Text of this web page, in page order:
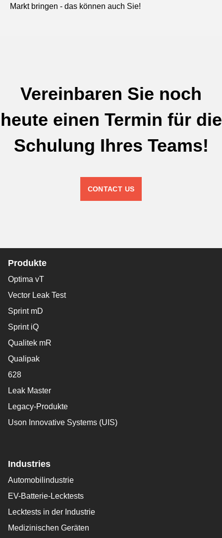
Markt bringen - das können auch Sie!
Vereinbaren Sie noch
heute einen Termin für die
Schulung Ihres Teams!
CONTACT US
Produkte
Optima vT
Vector Leak Test
Sprint mD
Sprint iQ
Qualitek mR
Qualipak
628
Leak Master
Legacy-Produkte
Uson Innovative Systems (UIS)
Industries
Automobilindustrie
EV-Batterie-Lecktests
Lecktests in der Industrie
Medizinischen Geräten